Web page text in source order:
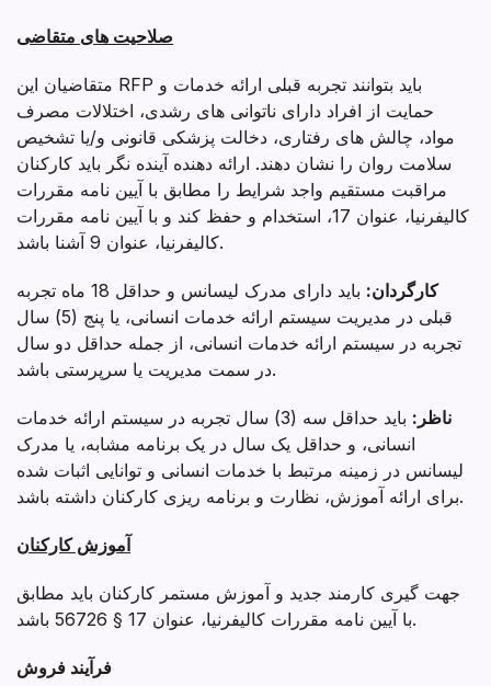
صلاحیت های متقاضی
متقاضیان این RFP باید بتوانند تجربه قبلی ارائه خدمات و
حمایت از افراد دارای ناتوانی های رشدی، اختلالات مصرف
مواد، چالش های رفتاری، دخالت پزشکی قانونی و/یا تشخیص
سلامت روان را نشان دهند. ارائه دهنده آینده نگر باید کارکنان
مراقبت مستقیم واجد شرایط را مطابق با آیین نامه مقررات
کالیفرنیا، عنوان 17، استخدام و حفظ کند و با آیین نامه مقررات
کالیفرنیا، عنوان 9 آشنا باشد.
کارگردان:
باید دارای مدرک لیسانس و حداقل 18 ماه تجربه
قبلی در مدیریت سیستم ارائه خدمات انسانی، یا پنج (5) سال
تجربه در سیستم ارائه خدمات انسانی، از جمله حداقل دو سال
در سمت مدیریت یا سرپرستی باشد.
ناظر:
باید حداقل سه (3) سال تجربه در سیستم ارائه خدمات
انسانی، و حداقل یک سال در یک برنامه مشابه، یا مدرک
لیسانس در زمینه مرتبط با خدمات انسانی و توانایی اثبات شده
برای ارائه آموزش، نظارت و برنامه ریزی کارکنان داشته باشد.
آموزش کارکنان
جهت گیری کارمند جدید و آموزش مستمر کارکنان باید مطابق
با آیین نامه مقررات کالیفرنیا، عنوان 17 § 56726 باشد.
فرآیند فروش